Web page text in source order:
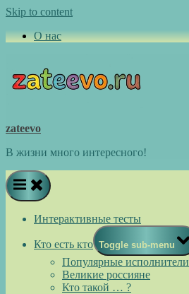
Skip to content
О нас
zateevo
В жизни много интересного!
Интерактивные тесты
Кто есть кто Toggle sub-menu
Популярные исполнители
Великие россияне
Кто такой … ?